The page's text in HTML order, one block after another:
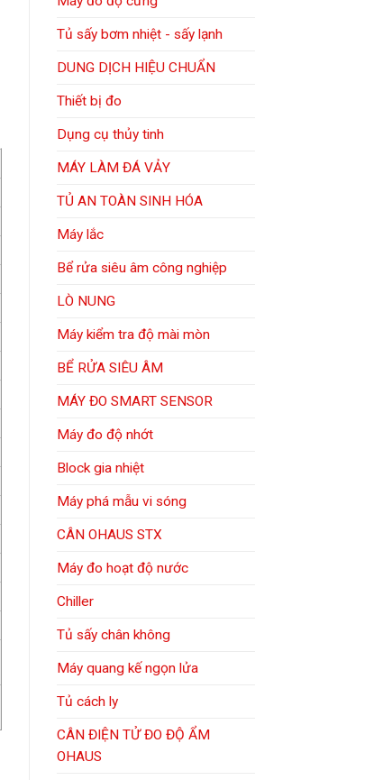
Tủ sấy bơm nhiệt - sấy lạnh
DUNG DỊCH HIỆU CHUẨN
Thiết bị đo
Dụng cụ thủy tinh
MÁY LÀM ĐÁ VẢY
TỦ AN TOÀN SINH HÓA
Máy lắc
Bể rửa siêu âm công nghiệp
LÒ NUNG
Máy kiểm tra độ mài mòn
BỂ RỬA SIÊU ÂM
MÁY ĐO SMART SENSOR
Máy đo độ nhớt
Block gia nhiệt
Máy phá mẫu vi sóng
CÂN OHAUS STX
Máy đo hoạt độ nước
Chiller
Tủ sấy chân không
Máy quang kế ngọn lửa
Tủ cách ly
CÂN ĐIỆN TỬ ĐO ĐỘ ẨM
OHAUS